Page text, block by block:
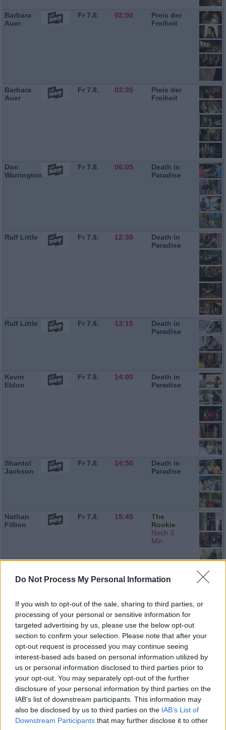
Do Not Process My Personal Information
If you wish to opt-out of the sale, sharing to third parties, or
processing of your personal or sensitive information for
targeted advertising by us, please use the below opt-out
section to confirm your selection. Please note that after your
opt-out request is processed you may continue seeing
interest-based ads based on personal information utilized by
us or personal information disclosed to third parties prior to
your opt-out. You may separately opt-out of the further
disclosure of your personal information by third parties on the
IAB’s list of downstream participants. This information may
also be disclosed by us to third parties on the IAB’s List of
Downstream Participants that may further disclose it to other
Barbara
Auer
Fr 7.8. 02:00
Preis der
Freiheit
Barbara
Auer
Fr 7.8. 03:35
Preis der
Freiheit
Don
Warrington
Fr 7.8. 06:05
Death in
Paradise
Ralf Little Fr 7.8. 12:30
Death in
Paradise
Ralf Little Fr 7.8. 13:15
Death in
Paradise
Kevin
Eldon
Fr 7.8. 14:00
Death in
Paradise
Shantol
Jackson
Fr 7.8. 14:50
Death in
Paradise
Nathan
Fillion
Fr 7.8. 15:45
The
Rookie
Noch 3
Min.
Rookie
Gabriel
Macht
Fr 7.8. 17:50 Suits
Joséphine
Fr 7.8. 20:15
Death in
Paradise